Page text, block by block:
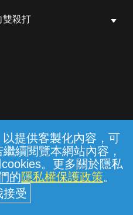
提供客製化內容，可
續閱覽本網站內容，
。更多關於隱私
的隱私權保護政策。
雙殺打
服務條款 隱私權保護
司個人家庭分公司
© 2026